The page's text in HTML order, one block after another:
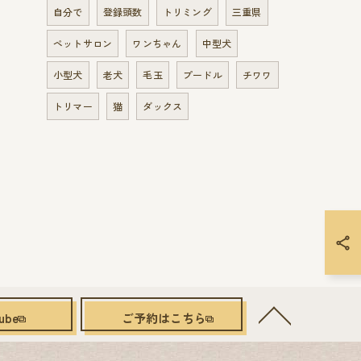
自分で 登録頭数 トリミング 三重県
ペットサロン ワンちゃん 中型犬
小型犬 老犬 毛玉 プードル チワワ
トリマー 猫 ダックス
ご予約はこちら